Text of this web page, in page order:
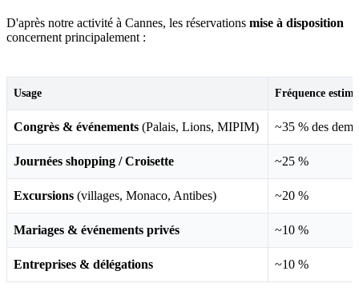
D'après notre activité à Cannes, les réservations mise à disposition
concernent principalement :
Usage Fréquence
Congrès & événements (Palais, Lions, MIPIM) ~35 % des
Journées shopping / Croisette ~25 %
Excursions (villages, Monaco, Antibes) ~20 %
Mariages & événements privés ~10 %
Entreprises & délégations ~10 %